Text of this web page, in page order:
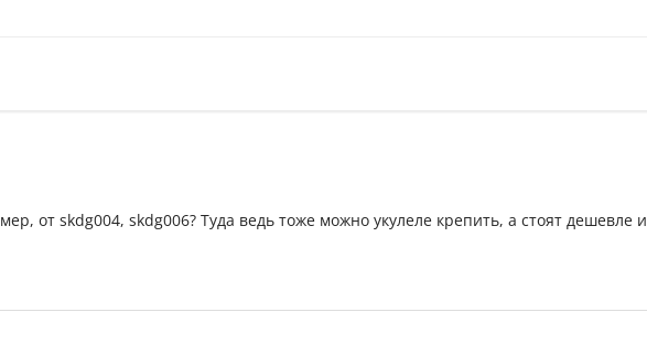
от skdg004, skdg006? Туда ведь тоже можно укулеле крепить, а стоят дешевле и